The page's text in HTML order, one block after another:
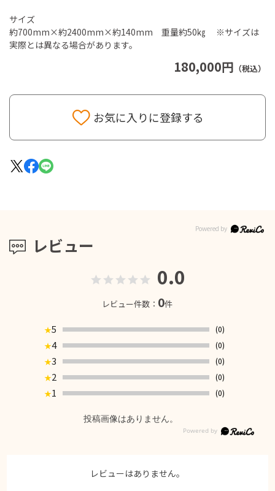
180,000円 （税込）
サイズ
約700mm×約2400mm×約140mm 重量約50㎏ ※サイズは
実際とは異なる場合があります。
お気に入りに登録する
レビュー
0.0
レビュー件数： 0件
★5
(0)
★4
(0)
★3
(0)
★2
(0)
★1 (0)
投稿画像はありません。
レビューはありません。